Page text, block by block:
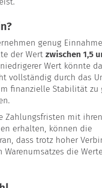
genug
der Wert zwischen 1,5
Wert könnte
vollständig durch das
finanzielle Stabilität zu
Zahlungsfristen mit
erhalten, können die
dass trotz hoher
die